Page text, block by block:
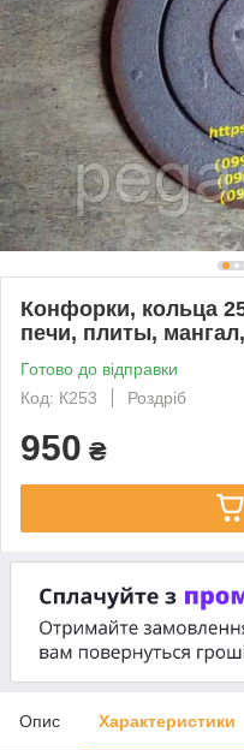
Конфорки, кольца
печи, плиты,
Готово до відправки
Код: К253
Роздріб
950 ₴
Опис Характеристики